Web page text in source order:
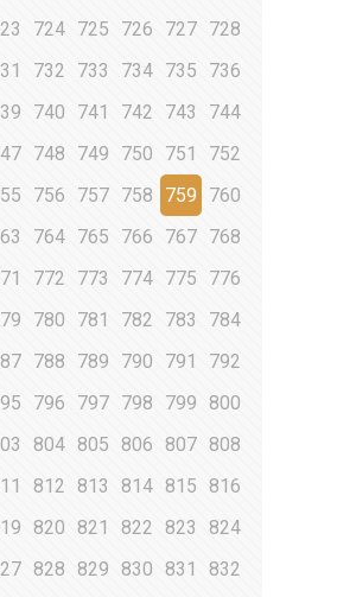
724 725 726 727 728
732 733 734 735
736
740 741 742 743
744
748 749 750 751
752
756 757 758 759
760
764 765 766 767 768
772 773 774 775
776
780 781 782 783
784
788 789 790 791
792
796 797 798 799
800
804 805 806 807 808
812 813 814 815
816
820 821 822 823
824
828 829 830 831
832